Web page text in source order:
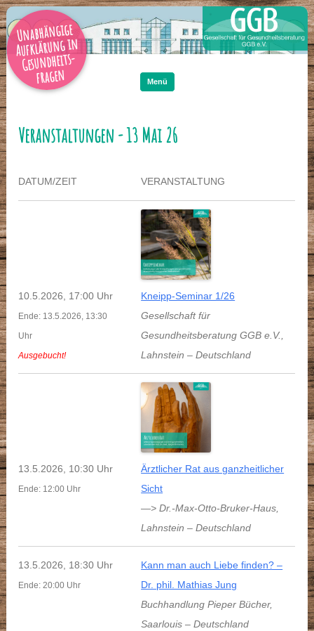
Unabhängige
Aufklärung in
Gesundheits-
fragen Menü
Veranstaltungen - 13 Mai 26
DATUM/ZEIT VERANSTALTUNG
10.5.2026, 17:00 Uhr
Ende: 13.5.2026, 13:30
Uhr
Ausgebucht!
Kneipp-Seminar 1/26
Gesellschaft für
Gesundheitsberatung GGB e.V.,
Lahnstein –Deutschland
13.5.2026, 10:30 Uhr
Ende: 12:00 Uhr
Ärztlicher Rat aus ganzheitlicher
Sicht
—> Dr.-Max-Otto-Bruker-Haus,
Lahnstein –Deutschland
13.5.2026, 18:30 Uhr
Ende: 20:00 Uhr
Kann man auch Liebe finden? –
Dr. phil. Mathias Jung
Buchhandlung Pieper Bücher,
Saarlouis –Deutschland